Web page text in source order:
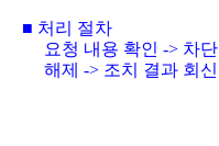
■ 처리 절차
요청 내용 확인 -> 차
해제 -> 조치 결과 회